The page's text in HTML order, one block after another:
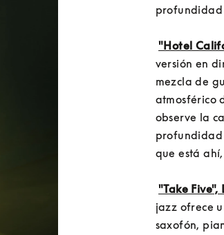
profundidad
"Hotel
versión en
mezcla de
atmosférico
observe la
profundidad
que está
"Take
jazz ofrece
saxofón,